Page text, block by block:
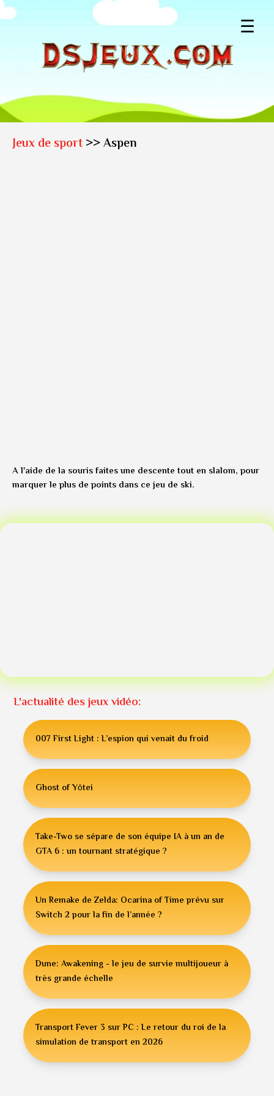
☰
Jeux de sport>> Aspen
A l'aide de la souris faites une descente tout en slalom, pour
marquer le plus de points dans ce jeu de ski.
L'actualité des jeux vidéo:
007 First Light : L’espion qui venait du froid
Ghost of Yōtei
Take-Two se sépare de son équipe IA à un an de
GTA 6 : un tournant stratégique ?
Un Remake de Zelda: Ocarina of Time prévu sur
Switch 2 pour la fin de l’année ?
Dune: Awakening - le jeu de survie multijoueur à
très grande échelle
Transport Fever 3 sur PC : Le retour du roi de la
simulation de transport en 2026